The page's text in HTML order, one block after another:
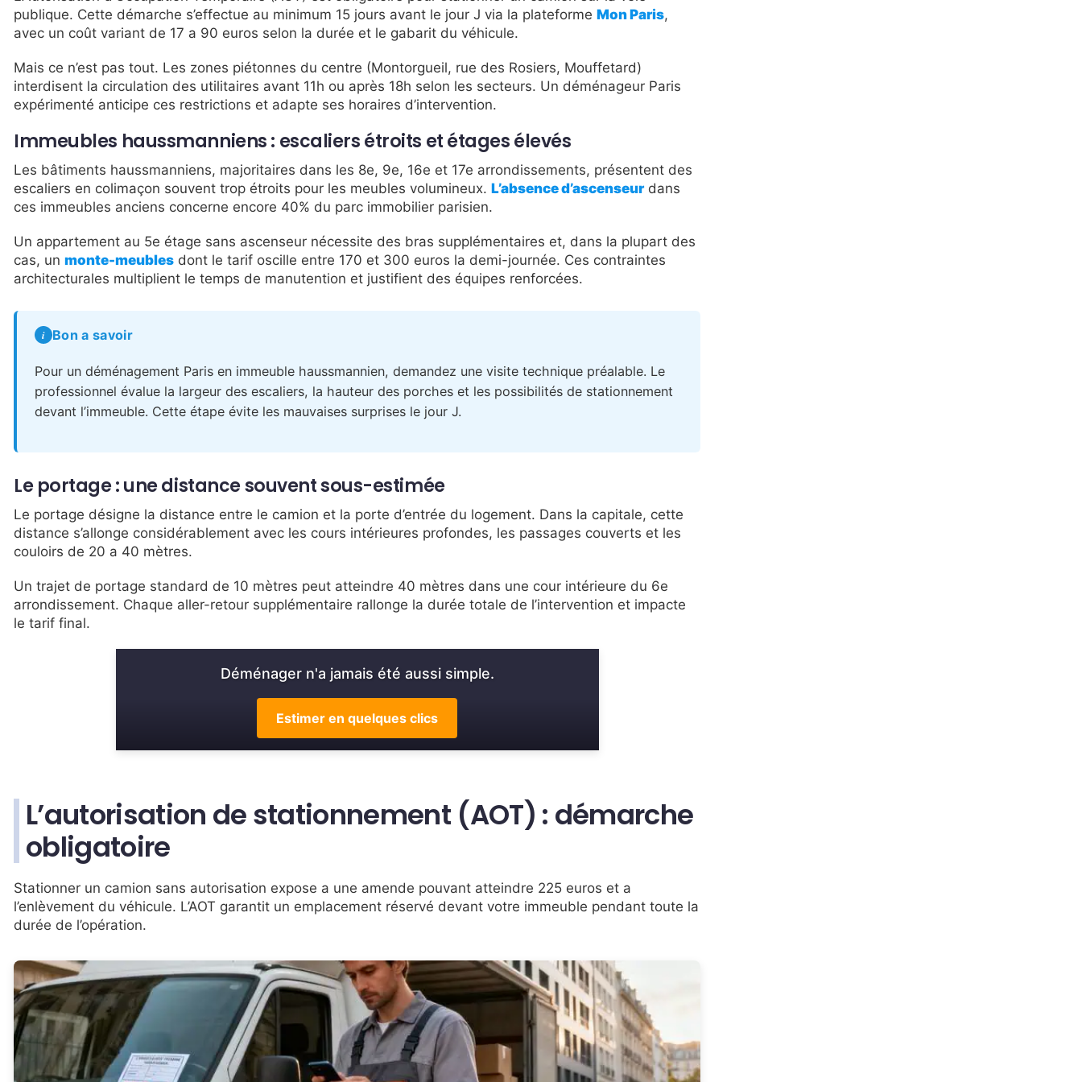
publique. Cette démarche s’effectue au minimum 15 jours avant le jour J via la plateforme Mon Paris,
avec un coût variant de 17 a 90 euros selon la durée et le gabarit du véhicule.
Mais ce n’est pas tout. Les zones piétonnes du centre (Montorgueil, rue des Rosiers, Mouffetard)
interdisent la circulation des utilitaires avant 11h ou après 18h selon les secteurs. Un déménageur Paris
expérimenté anticipe ces restrictions et adapte ses horaires d’intervention.
Immeubles haussmanniens : escaliers étroits et étages élevés
Les bâtiments haussmanniens, majoritaires dans les 8e, 9e, 16e et 17e arrondissements, présentent des
escaliers en colimaçon souvent trop étroits pour les meubles volumineux. L’absence d’ascenseurdans
ces immeubles anciens concerne encore 40% du parc immobilier parisien.
Un appartement au 5e étage sans ascenseur nécessite des bras supplémentaires et, dans la plupart des
cas, un monte-meubles dont le tarif oscille entre 170 et 300 euros la demi-journée. Ces contraintes
architecturales multiplient le temps de manutention et justifient des équipes renforcées.
Bon a savoir
Pour un déménagement Paris en immeuble haussmannien, demandez une visite technique préalable. Le
professionnel évalue la largeur des escaliers, la hauteur des porches et les possibilités de stationnement
devant l’immeuble. Cette étape évite les mauvaises surprises le jour J.
Le portage : une distance souvent sous-estimée
Le portage désigne la distance entre le camion et la porte d’entrée du logement. Dans la capitale, cette
distance s’allonge considérablement avec les cours intérieures profondes, les passages couverts et les
couloirs de 20 a 40 mètres.
Un trajet de portage standard de 10 mètres peut atteindre 40 mètres dans une cour intérieure du 6e
arrondissement. Chaque aller-retour supplémentaire rallonge la durée totale de l’intervention et impacte
le tarif final.
Déménager n'a jamais été aussi simple.
Estimer en quelques clics
L’autorisation de stationnement (AOT) : démarche
obligatoire
Stationner un camion sans autorisation expose a une amende pouvant atteindre 225 euros et a
l’enlèvement du véhicule. L’AOT garantit un emplacement réservé devant votre immeuble pendant toute la
durée de l’opération.